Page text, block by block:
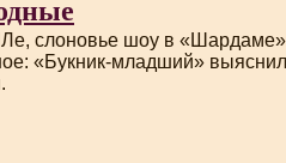
слоновье шоу в
«Букник-младший»